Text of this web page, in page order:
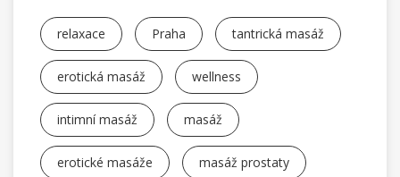
relaxace Praha tantrická masáž
erotická masáž wellness
intimní masáž masáž
erotické masáže masáž prostaty